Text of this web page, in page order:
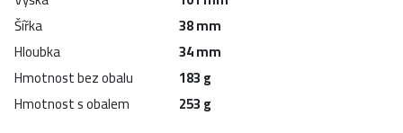
Šířka
38 mm
Hloubka
34 mm
Hmotnost bez obalu
183 g
Hmotnost s obalem
253 g